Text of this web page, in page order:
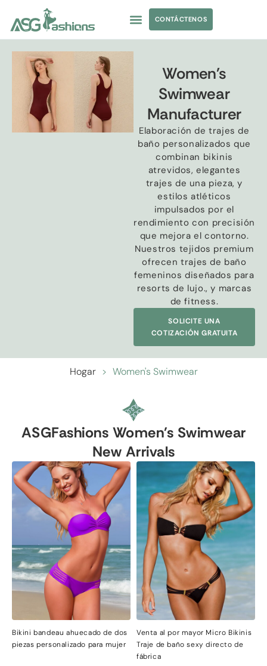
CONTÁCTENOS
Women's
Swimwear
Manufacturer
Elaboración de trajes de
baño personalizados que
combinan bikinis
atrevidos, elegantes
trajes de una pieza, y
estilos atléticos
impulsados ​​por el
rendimiento con precisión
que mejora el contorno.
Nuestros tejidos premium
ofrecen trajes de baño
femeninos diseñados para
resorts de lujo., y marcas
de fitness.
SOLICITE UNA
COTIZACIÓN GRATUITA
Hogar > Women's Swimwear
ASGFashions Women's Swimwear
New Arrivals
Bikini bandeau ahuecado de dos
piezas personalizado para mujer
Venta al por mayor Micro Bikinis
Traje de baño sexy directo de
fábrica